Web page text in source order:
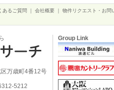
あるご質問 会社概要 物件リクエスト・お問
万歳町4番12号
5212
Group Link